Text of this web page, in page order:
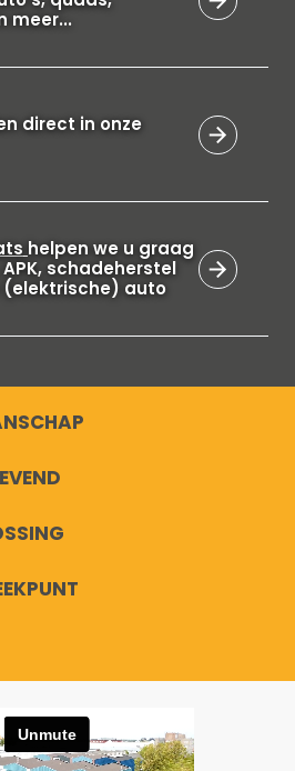
meer...
direct in onze
helpen we u graag
schadeherstel
(elektrische) auto